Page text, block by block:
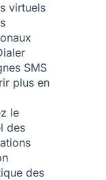
virtuels
SMS
plus en
le
des
des